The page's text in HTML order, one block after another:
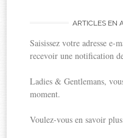
ARTICLES EN
Saisissez votre adresse e-
recevoir une notification
Ladies & Gentlemans,
moment.
Voulez-vous en savoir